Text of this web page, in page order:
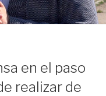
en el paso
realizar de